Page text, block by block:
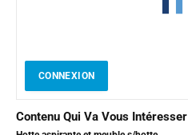
CONNEXION
Contenu Qui Va Vous Intéresser